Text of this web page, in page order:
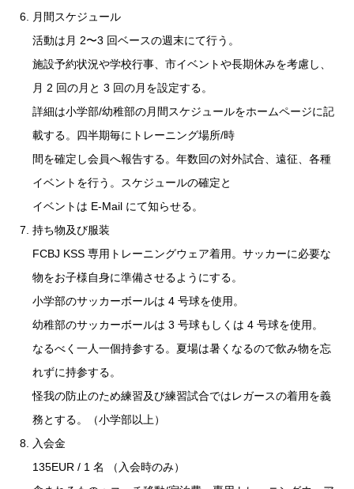
月間スケジュール
活動は月 2〜3 回ベースの週末にて行う。
施設予約状況や学校行事、市イベントや長期休みを考慮し、
月 2 回の月と 3 回の月を設定する。
詳細は小学部/幼稚部の月間スケジュールをホームページに記
載する。四半期毎にトレーニング場所/時
間を確定し会員へ報告する。年数回の対外試合、遠征、各種
イベントを行う。スケジュールの確定と
イベントは E-Mail にて知らせる。
持ち物及び服装
FCBJ KSS 専用トレーニングウェア着用。サッカーに必要な
物をお子様自身に準備させるようにする。
小学部のサッカーボールは 4 号球を使用。
幼稚部のサッカーボールは 3 号球もしくは 4 号球を使用。
なるべく一人一個持参する。夏場は暑くなるので飲み物を忘
れずに持参する。
怪我の防止のため練習及び練習試合ではレガースの着用を義
務とする。（小学部以上）
入会金
135EUR / 1 名 （入会時のみ）